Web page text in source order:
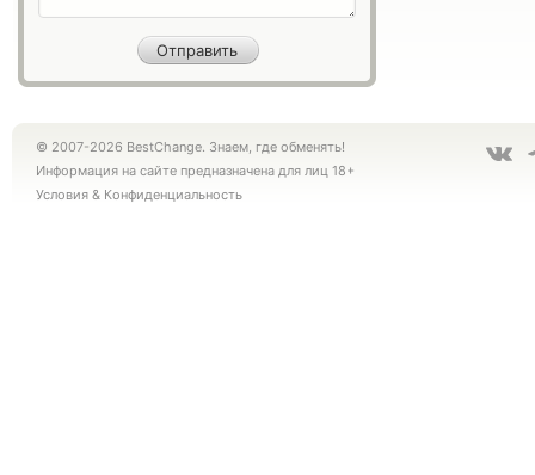
© 2007-2026 BestChange. Знаем, где обменять!
Информация на сайте предназначена для лиц 18+
Условия & Конфиденциальность